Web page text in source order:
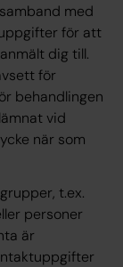
med
för att
dig till.
för
behandlingen
vid
när som
t.ex.
personer
är